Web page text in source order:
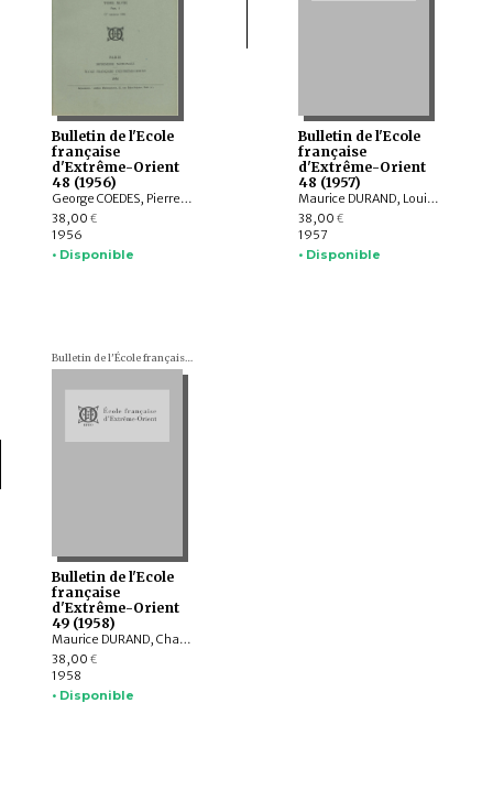
Bulletin de l'Ecole
française
d'Extrême-Orient
48 (1956)
George COEDES, Pierre-Bernard LAFONT, Charles ARCHAIMBAULT, Michel SOYMIÉ, Anne-Marie ESNOUL, Ginette TERRAL
38,00 €
1956
• Disponible
Bulletin de l'Ecole
française
d'Extrême-Orient
48 (1957)
Maurice DURAND, Louis-Charles DAMAIS, Edmond SAURIN, André MIGOT, Pierre BITARD
38,00 €
1957
• Disponible
Bulletin de l'École française d'Extrême-Orient (BEFEO)
Bulletin de l'Ecole
française
d'Extrême-Orient
49 (1958)
Maurice DURAND, Charles ARCHAIMBAULT, Louis-Charles DAMAIS, Jean M. PERRIN, Émilienne GENET-VARCIN, François MARTINI
38,00 €
1958
• Disponible